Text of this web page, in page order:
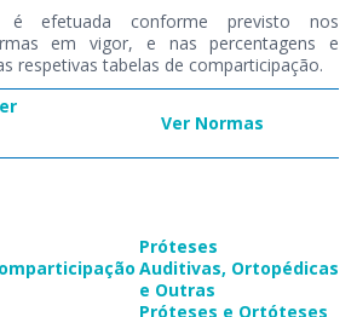
é efetuada conforme previsto nos
em vigor, e nas percentagens e
respetivas tabelas de comparticipação.
Ver No​rmas​
​Próteses
Auditivas, Ortopédicas
e Outras
​Próteses e Ortóteses